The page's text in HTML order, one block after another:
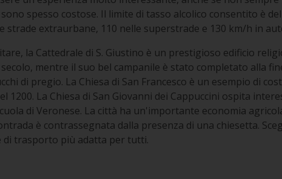
spesso costose. Il limite di tasso alcolico consentito è
strade extraurbane, 110 nelle superstrade e 130 km/h in
la Cattedrale di S. Giustino è un prestigioso edificio
mentre il suo bel campanile è stato completato alla
di pregio. La Chiesa di San Francesco è un esempio di
1200. La Chiesa di San Giovanni dei Cappuccini ospita
di Veronese. La città ha un'importante economia
è contrassegnata dalla presenza di una chiesetta.
di trasporto più adatta per tutti.